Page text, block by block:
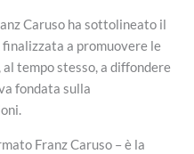
Caruso ha sottolineato il
a promuovere le
tempo stesso, a diffondere
fondata sulla
Franz Caruso – è la